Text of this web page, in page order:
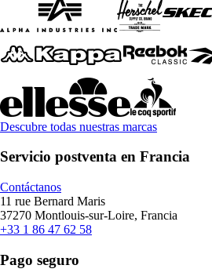
Descubre todas nuestras marcas
Servicio postventa en Francia
Contáctanos
11 rue Bernard Maris
37270 Montlouis-sur-Loire, Francia
+33 1 86 47 62 58
Pago seguro